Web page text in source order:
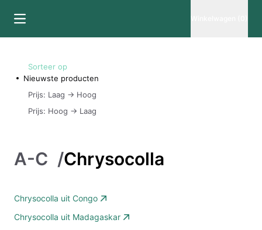
Sorteer op
Nieuwste producten
Prijs: Laag -> Hoog
Prijs: Hoog -> Laag
A-C /Chrysocolla
Chrysocolla uit Congo
Chrysocolla uit Madagaskar